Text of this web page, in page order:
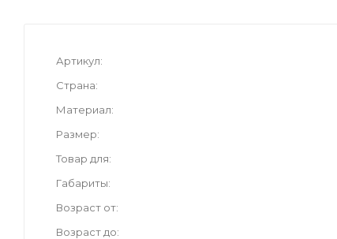
Артикул
Страна
Материал
Размер
Товар для
Габариты
Возраст от
Возраст до